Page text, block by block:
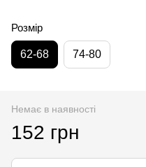
Розмір
62-68 74-80
Немає в наявності
152 грн